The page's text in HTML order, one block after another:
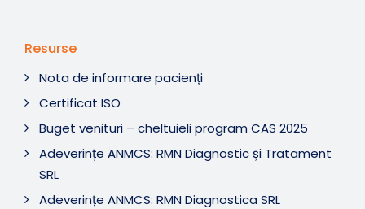
Resurse
Nota de informare pacienți
Certificat ISO
Buget venituri – cheltuieli program CAS 2025
Adeverințe ANMCS: RMN Diagnostic și Tratament
SRL
Adeverințe ANMCS: RMN Diagnostica SRL